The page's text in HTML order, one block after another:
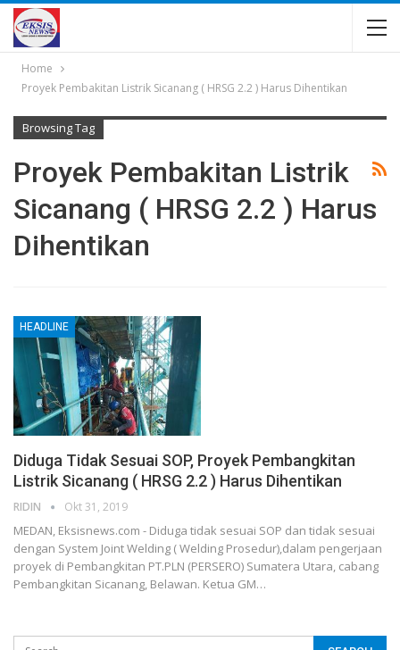
Home
Proyek Pembakitan Listrik Sicanang ( HRSG 2.2 ) Harus Dihentikan
Browsing Tag
Proyek Pembakitan Listrik
Sicanang ( HRSG 2.2 ) Harus
Dihentikan
HEADLINE
Diduga Tidak Sesuai SOP, Proyek Pembangkitan
Listrik Sicanang ( HRSG 2.2 ) Harus Dihentikan
RIDIN Okt 31, 2019
MEDAN, Eksisnews.com - Diduga tidak sesuai SOP dan tidak sesuai
dengan System Joint Welding ( Welding Prosedur),dalam pengerjaan
proyek di Pembangkitan PT.PLN (PERSERO) Sumatera Utara, cabang
Pembangkitan Sicanang, Belawan. Ketua GM…